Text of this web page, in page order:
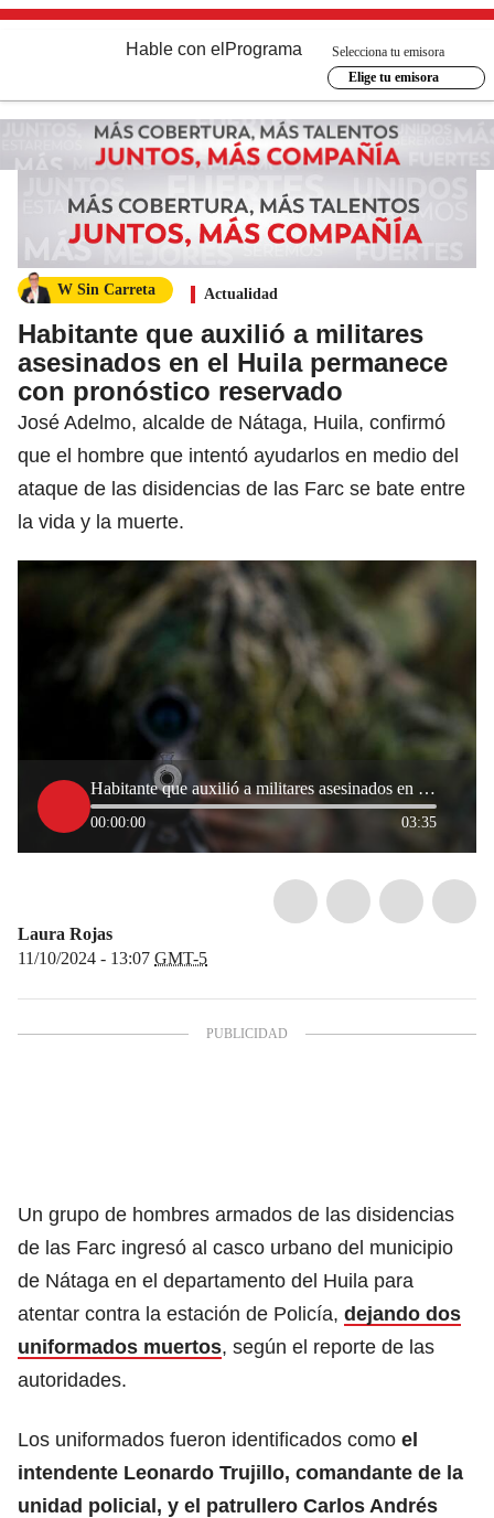
Hable con el Programa
Selecciona tu emisora
Elige tu emisora
W Sin Carreta Actualidad
Habitante que auxilió a militares
asesinados en el Huila permanece
con pronóstico reservado
José Adelmo, alcalde de Nátaga, Huila, confirmó
que el hombre que intentó ayudarlos en medio del
ataque de las disidencias de las Farc se bate entre
la vida y la muerte.
Habitante que auxilió a militares asesinados en el Huila permanece con pronóstico reservado
00:00:00 03:35
Laura Rojas
11/10/2024 - 13:07 GMT-5
Un grupo de hombres armados de las disidencias
de las Farc ingresó al casco urbano del municipio
de Nátaga en el departamento del Huila para
atentar contra la estación de Policía, dejando dos
uniformados muertos, según el reporte de las
autoridades.
Los uniformados fueron identificados como el
intendente Leonardo Trujillo, comandante de la
unidad policial, y el patrullero Carlos Andrés